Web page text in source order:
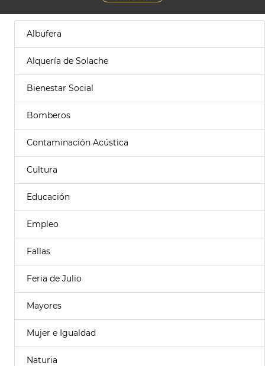
Albufera
Alquería de Solache
Bienestar Social
Bomberos
Contaminación Acústica
Cultura
Educación
Empleo
Fallas
Feria de Julio
Mayores
Mujer e Igualdad
Naturia